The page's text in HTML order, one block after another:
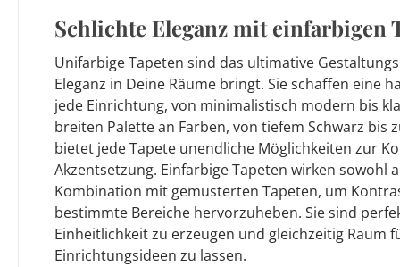
Schlichte Eleganz mit einfarbigen
Unifarbige Tapeten sind das ultimative
Eleganz in Deine Räume bringt. Sie schaffen eine
jede Einrichtung, von minimalistisch modern bis
breiten Palette an Farben, von tiefem Schwarz bis
bietet jede Tapete unendliche Möglichkeiten zur
Akzentsetzung. Einfarbige Tapeten wirken sowohl
Kombination mit gemusterten Tapeten, um
bestimmte Bereiche hervorzuheben. Sie sind
Einheitlichkeit zu erzeugen und gleichzeitig Raum
Einrichtungsideen zu lassen.